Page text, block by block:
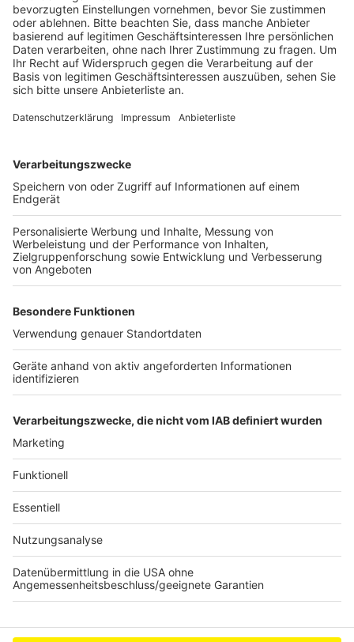
ihren Alltag wieder aufnehmen.
Erftstadt wurde aufgrund der Starkregen- und
Hochwasserereignisse von 2021 als Pilotregion für
dieses Projekt ausgewählt. Ziel ist es, die
Widerstandsfähigkeit der Bevölkerung zu stärken und
besser auf zukünftige Krisen und Katastrophen
der Homepage der
Anzeige
Weitere Themen von Rhein und Erft
Anzeige
Leichte Frühjahrsbelebung auf dem Arbeitsmarkt
im Kreis
Digitale Passfotos - viele Städte gut vorbereitet
Anzeige
Anzeige